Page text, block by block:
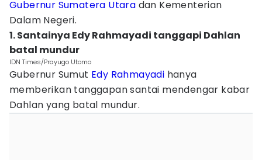
Gubernur Sumatera Utara dan Kementerian
Dalam Negeri.
1. Santainya Edy Rahmayadi tanggapi Dahlan
batal mundur
IDN Times/Prayugo Utomo
Gubernur Sumut Edy Rahmayadi hanya
memberikan tanggapan santai mendengar kabar
Dahlan yang batal mundur.